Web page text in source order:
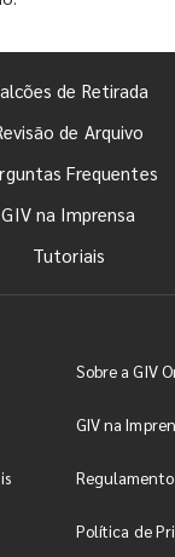
de Retirada
de Arquivo
Frequentes
GIV na Imprensa
Tutoriais
Sobre a GIV
GIV na
Regulamento
Política de